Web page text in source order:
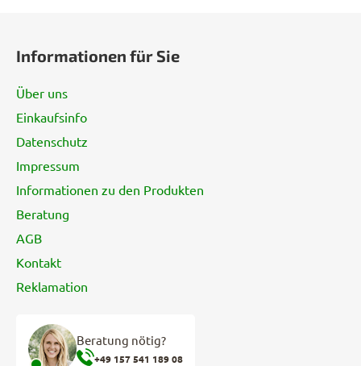
Informationen für Sie
Über uns
Einkaufsinfo
Datenschutz
Impressum
Informationen zu den Produkten
Beratung
AGB
Kontakt
Reklamation
Beratung nötig?
+49 157 541 189 08